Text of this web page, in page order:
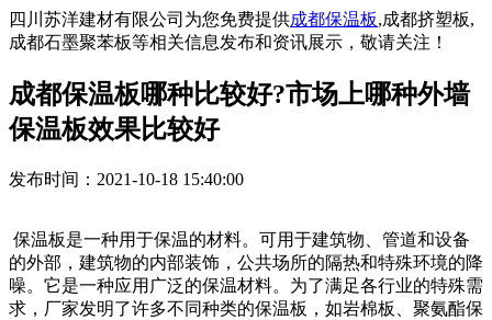
四川苏洋建材有限公司为您免费提供成都保温板,成都挤塑板,
成都石墨聚苯板等相关信息发布和资讯展示，敬请关注！
成都保温板哪种比较好?市场上哪种外墙
保温板效果比较好
发布时间：2021-10-18 15:40:00
保温板是一种用于保温的材料。可用于建筑物、管道和设备
的外部，建筑物的内部装饰，公共场所的隔热和特殊环境的降
噪。它是一种应用广泛的保温材料。为了满足各行业的特殊需
求，厂家发明了许多不同种类的保温板，如岩棉板、聚氨酯保